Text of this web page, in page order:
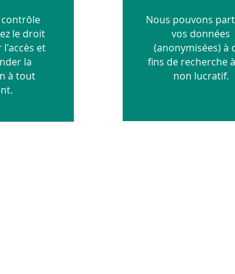
contrôle
le droit
l'accès et
la
à tout
Nous pouvons
vos données
(anonymisées) à
fins de recherche
non lucratif.